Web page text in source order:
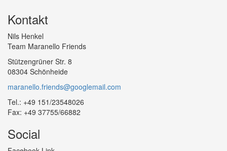
Kontakt
Nils Henkel
Team Maranello Friends
Stützengrüner Str. 8
08304 Schönheide
maranello.friends@googlemail.com
Tel.: +49 151/23548026
Fax: +49 37755/66882
Social